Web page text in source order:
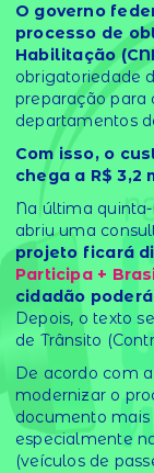
O governo
processo de
Habilitação
obrigatoriedade
preparação para
departamentos
Com isso, o
chega a R$ 3,2
Na última
abriu uma
projeto ficará
Participa +
cidadão
Depois, o texto
de Trânsito
De acordo com
modernizar o
documento mais
especialmente
(veículos de